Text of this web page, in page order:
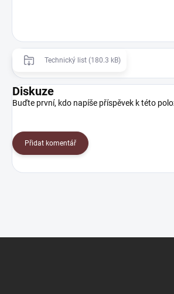
Technický list (180.3 kB)
Diskuze
Buďte první, kdo napíše příspěvek k této
Přidat komentář